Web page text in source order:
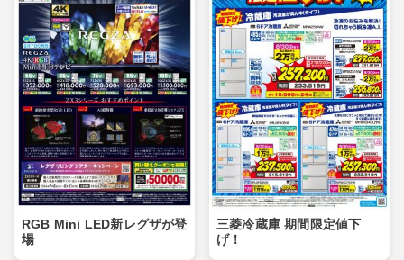
RGB Mini LED新レグザが登
場
三菱冷蔵庫 期間限定値下
げ！